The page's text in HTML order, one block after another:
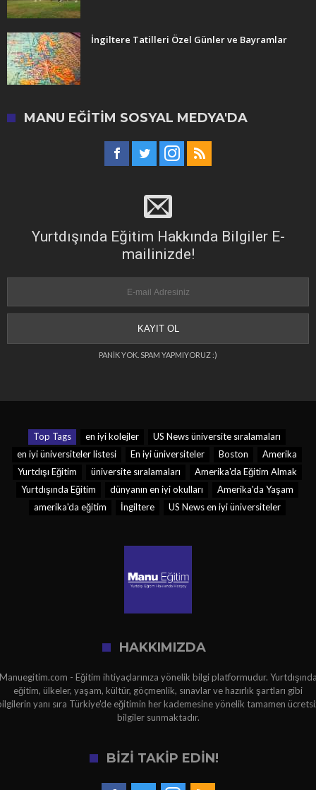
İngiltere Tatilleri Özel Günler ve Bayramlar
MANU EĞITIM SOSYAL MEDYA'DA
Yurtdışında Eğitim Hakkında Bilgiler E-
mailinizde!
PANİK YOK. SPAM YAPMIYORUZ :)
Top Tags en iyi kolejler
US News üniversite sıralamaları
en iyi üniversiteler listesi
En iyi üniversiteler Boston
Amerika
Yurtdışı Eğitim
üniversite sıralamaları
Amerika'da Eğitim Almak
Yurtdışında Eğitim
dünyanın en iyi okulları
Amerika'da Yaşam
amerika'da eğitim
İngiltere US News en iyi üniversiteler
HAKKIMIZDA
- Eğitim ihtiyaçlarınıza yönelik bilgi platformudur.
eğitim, ülkeler, yaşam, kültür, göçmenlik, sınavlar ve hazırlık şartları gibi
yanı sıra Türkiye'de eğitimin her kademesine yönelik tamamen
bilgiler sunmaktadır.
BİZİ TAKİP EDİN!